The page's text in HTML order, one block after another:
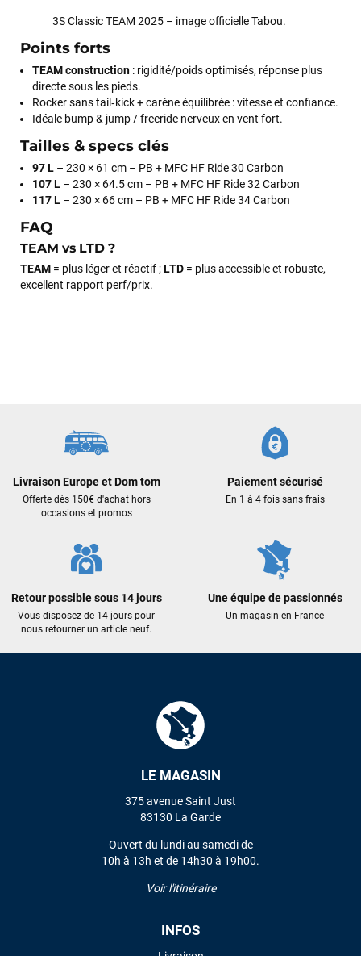
3S Classic TEAM 2025 – image officielle Tabou.
Points forts
TEAM construction : rigidité/poids optimisés, réponse plus
directe sous les pieds.
Rocker sans tail‑kick + carène équilibrée : vitesse et confiance.
Idéale bump & jump / freeride nerveux en vent fort.
Tailles & specs clés
97 L – 230 × 61 cm – PB + MFC HF Ride 30 Carbon
107 L – 230 × 64.5 cm – PB + MFC HF Ride 32 Carbon
117 L – 230 × 66 cm – PB + MFC HF Ride 34 Carbon
FAQ
TEAM vs LTD ?
TEAM = plus léger et réactif ;LTD = plus accessible et robuste,
excellent rapport perf/prix.
Livraison Europe et Dom tom
Offerte dès 150€ d'achat hors
occasions et promos
Paiement sécurisé
En 1 à 4 fois sans frais
Retour possible sous 14 jours
Vous disposez de 14 jours pour
nous retourner un article neuf.
Une équipe de passionnés
Un magasin en France
LE MAGASIN
375 avenue Saint Just
83130 La Garde
Ouvert du lundi au samedi de
10h à 13h et de 14h30 à 19h00.
Voir l'itinéraire
INFOS
Maronui RICHMOND
J'ai acheté une voile d'occasion depuis Tahiti. Super service.
L'envoi a été rapide. La voile est arrivée en super état.
Mauruuru roa.
VOIR TOUS LES AVIS